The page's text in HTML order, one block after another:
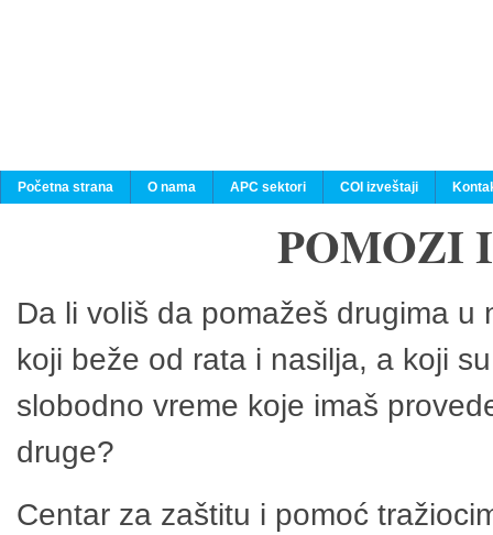
Početna strana O nama APC sektori COI izveštaji
POMOZI
Da li voliš da pomažeš drugima
koji beže od rata i nasilja, a koji
slobodno vreme koje imaš
druge?
Centar za zaštitu i pomoć